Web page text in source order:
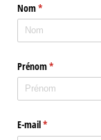
Nom*
(requis)
Prénom*
(requis)
E-mail*
(requis)